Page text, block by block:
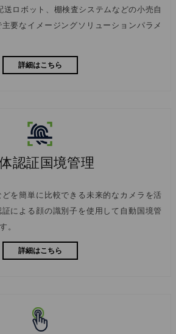
ロボット、棚検査システムなどの小売自
要なイメージングソリューションパラメ
詳細はこちら
認証国境管理
を簡単に比較できる未来的なカメラを活
による顔の識別子を使用して自動国境管
。
詳細はこちら